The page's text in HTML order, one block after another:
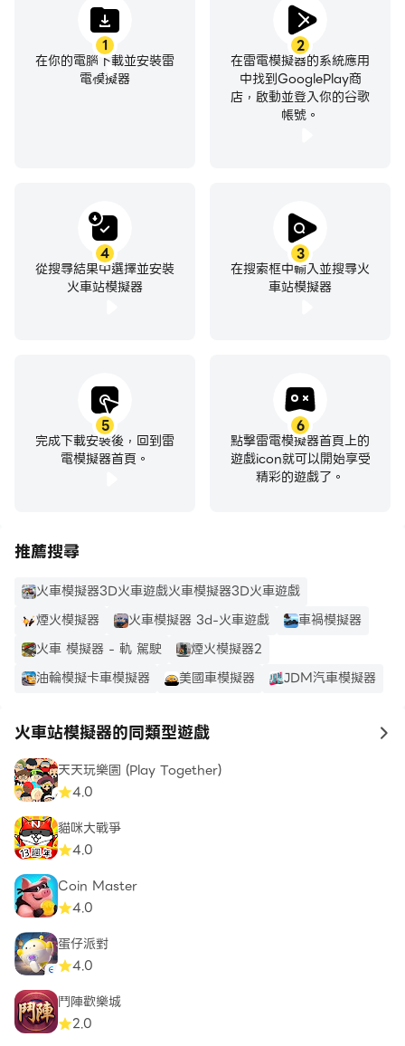
1
在你的電腦下載並安裝雷
電模擬器
2
在雷電模擬器的系統應用
中找到GooglePlay商
店，啟動並登入你的谷歌
帳號。
3
在搜索框中輸入並搜尋火
車站模擬器
4
從搜尋結果中選擇並安裝
火車站模擬器
5
完成下載安裝後，回到雷
電模擬器首頁。
6
點擊雷電模擬器首頁上的
遊戲icon就可以開始享受
精彩的遊戲了。
推薦搜尋
火車模擬器3D火車遊戲火車模擬器3D火車遊戲
煙火模擬器
火車模擬器 3d-火車遊戲
車禍模擬器
火車 模擬器 - 軌 駕駛
煙火模擬器2
油輪模擬卡車模擬器
美國車模擬器 JDM汽車模擬器
火車站模擬器的同類型遊戲 to
天天玩樂園 (Play Together)
4.0
貓咪大戰爭
4.0
Coin Master
4.0
蛋仔派對
4.0
鬥陣歡樂城
2.0